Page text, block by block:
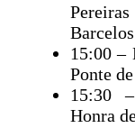
Barcelos
15:00 –
Ponte
15:30
Honra